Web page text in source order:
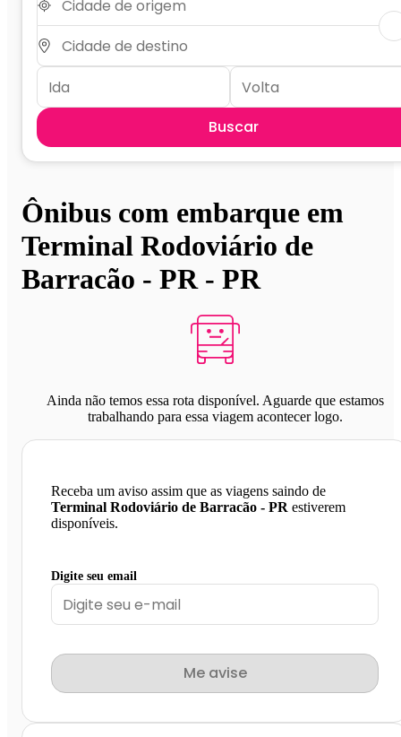
Buscar
Ônibus com embarque em
Terminal Rodoviário de
Barracão - PR - PR
Ainda não temos essa rota disponível. Aguarde que estamos
trabalhando para essa viagem acontecer logo.
Receba um aviso assim que as viagens saindo de
Terminal Rodoviário de Barracão - PR estiverem
disponíveis.
Digite seu email
Me avise